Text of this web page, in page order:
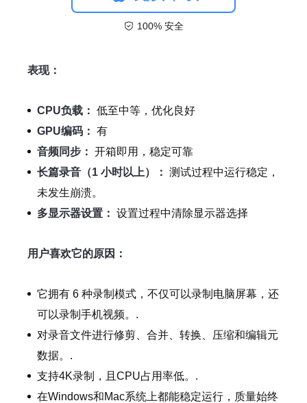
100% 安全
表现：
CPU负载： 低至中等，优化良好
GPU编码： 有
音频同步： 开箱即用，稳定可靠
长篇录音（1 小时以上）： 测试过程中运行稳定，
未发生崩溃。
多显示器设置： 设置过程中清除显示器选择
用户喜欢它的原因：
它拥有 6 种录制模式，不仅可以录制电脑屏幕，还
可以录制手机视频。.
对录音文件进行修剪、合并、转换、压缩和编辑元
数据。.
支持4K录制，且CPU占用率低。.
在Windows和Mac系统上都能稳定运行，质量始终